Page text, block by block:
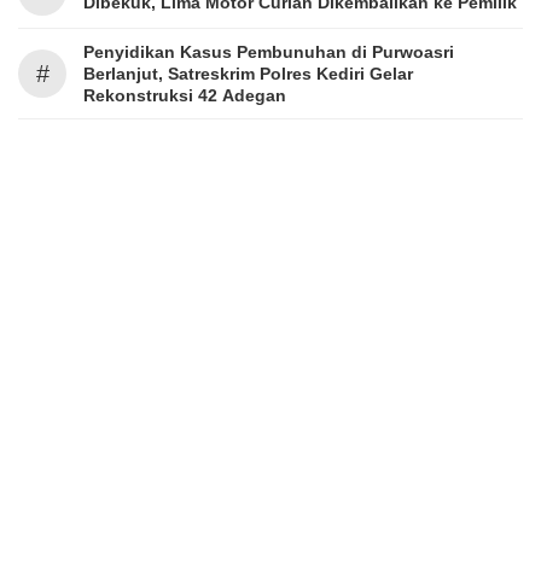
#
Penyidikan Kasus Pembunuhan di Purwoasri
Berlanjut, Satreskrim Polres Kediri Gelar
Rekonstruksi 42 Adegan